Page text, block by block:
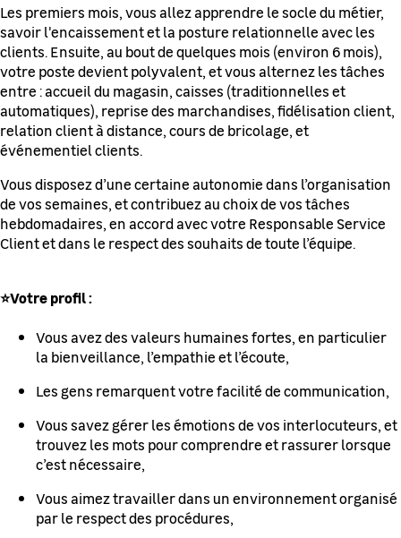
Les premiers mois, vous allez apprendre le socle du métier,
savoir l'encaissement et la posture relationnelle avec les
clients. Ensuite, au bout de quelques mois (environ 6 mois),
votre poste devient polyvalent, et vous alternez les tâches
entre : accueil du magasin, caisses (traditionnelles et
automatiques), reprise des marchandises, fidélisation client,
relation client à distance, cours de bricolage, et
événementiel clients.
Vous disposez d’une certaine autonomie dans l’organisation
de vos semaines, et contribuez au choix de vos tâches
hebdomadaires, en accord avec votre Responsable Service
Client et dans le respect des souhaits de toute l’équipe.
⭐Votre profil :
Vous avez des valeurs humaines fortes, en particulier
la bienveillance, l’empathie et l’écoute,
Les gens remarquent votre facilité de communication,
Vous savez gérer les émotions de vos interlocuteurs, et
trouvez les mots pour comprendre et rassurer lorsque
c’est nécessaire,
Vous aimez travailler dans un environnement organisé
par le respect des procédures,